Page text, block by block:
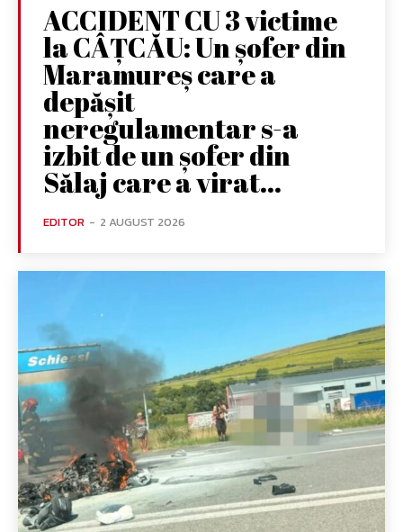
ACCIDENT CU 3 victime
la CÂȚCĂU: Un șofer din
Maramureș care a
depășit
neregulamentar s-a
izbit de un șofer din
Sălaj care a virat...
EDITOR - 2 AUGUST 2026